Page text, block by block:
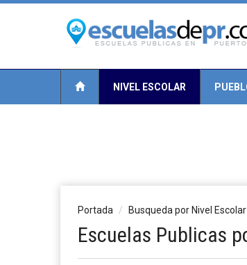
NIVEL ESCOLAR
Portada Busqueda por Nivel Escolar
Escuelas Publicas